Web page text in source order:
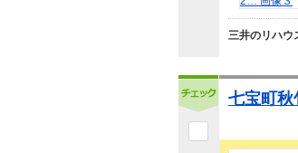
三井のリハウ
七宝町秋